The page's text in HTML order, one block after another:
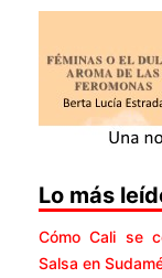
Lo más
Cómo Cali se
Salsa en